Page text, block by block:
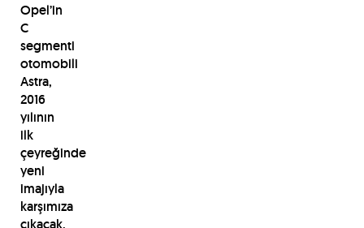
Opel’in
C
segmenti
otomobili
Astra,
2016
yılının
ilk
çeyreğinde
yeni
imajıyla
karşımıza
çıkacak.